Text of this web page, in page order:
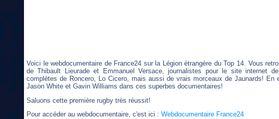
Voici le webdocumentaire de France24 sur la Légion étrangère du Top 14. Vous
de Thibault Lieurade et Emmanuel Versace, journalistes pour le site internet
complètes de Roncero, Lo Cicero, mais aussi de vrais morceaux de Jaunards!
Jason White et Gavin Williams dans ces superbes documentaires!
Saluons cette première rugby très réussit!
Pour accéder au webdocumentaire, c'est ici : Webdocumentaire France24